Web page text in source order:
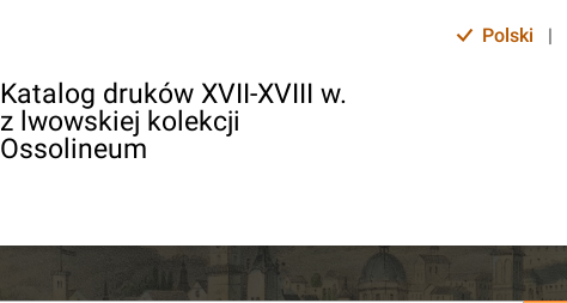
Katalog druków XVII-XVIII w.
z lwowskiej kolekcji
Ossolineum
Polski |